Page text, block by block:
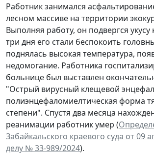
Работник занимался
лесном массиве на территории
Выполняя работу, он подвергся
три дня его стали беспокоить
поднялась высокая температура,
недомогание. Работника
больнице был выставлен
"Острый вирусный клещевой
полиэнцефаломиелтическая форма
степени". Спустя два месяца
реанимации работник умер (
Забайкальского краевого суда от 09
делу № 33-989/2024).